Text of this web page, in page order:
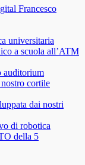
Francesco
universitaria
a scuola all’ATM
auditorium
cortile
dai nostri
di robotica
della 5